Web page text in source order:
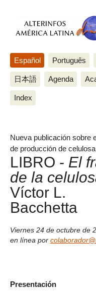
Español Português
日本語 Agenda
Index
Nueva publicación sobre
de producción de
LIBRO - El
de la
Víctor L.
Bacchetta
Viernes 24 de octubre de
en línea por
Presentación